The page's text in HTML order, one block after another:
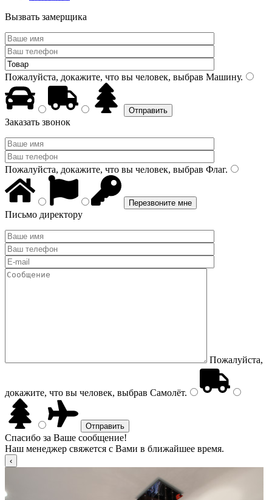
Вызвать замерщика
Пожалуйста, докажите, что вы человек, выбрав Машину.
Заказать звонок
Пожалуйста, докажите, что вы человек, выбрав Флаг.
Письмо директору
Пожалуйста,
докажите, что вы человек, выбрав Самолёт.
Спасибо за Ваше сообщение!
Наш менеджер свяжется с Вами в ближайшее время.